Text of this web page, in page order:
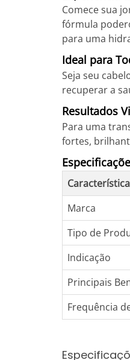
Comece sua
fórmula
para uma
Ideal para
Seja seu
recuperar a
Resultados
Para uma
fortes,
Característica
Marca
Tipo de
Indicação
Principais
Frequência